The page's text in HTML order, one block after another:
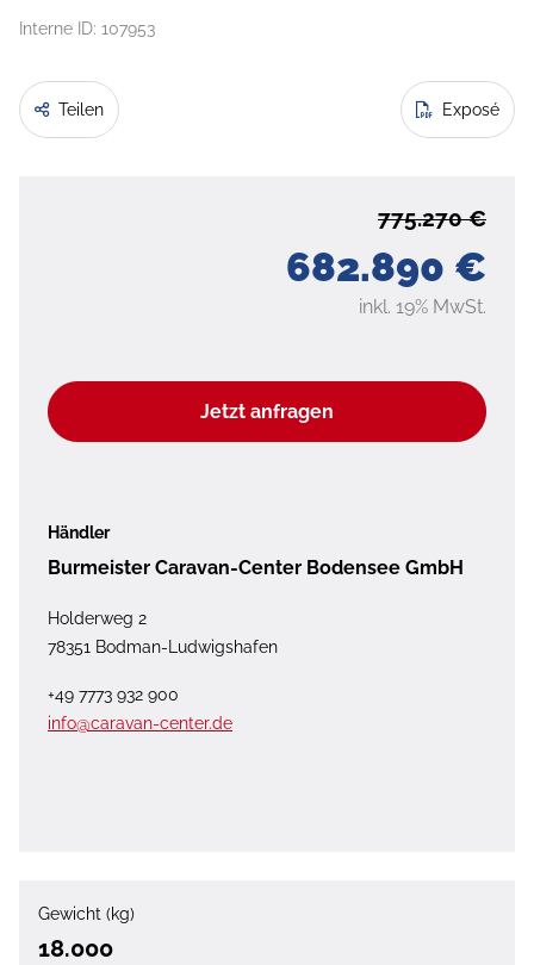
Interne ID: 107953
Teilen Exposé
682.890 €
775.270 €
inkl. 19% MwSt.
Jetzt anfragen
Händler
Burmeister Caravan-Center Bodensee GmbH
Holderweg 2
78351 Bodman-Ludwigshafen
+49 7773 932 900
info@caravan-center.de
Gewicht (kg)
18.000